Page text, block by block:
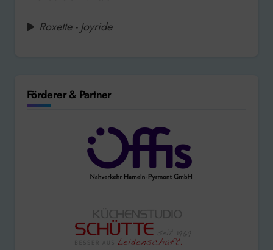
Roxette - Joyride
Förderer & Partner